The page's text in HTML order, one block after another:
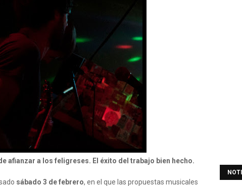
afianzar a los feligreses. El éxito del trabajo bien hecho.
sábado 3 de febrero, en el que las propuestas musicales